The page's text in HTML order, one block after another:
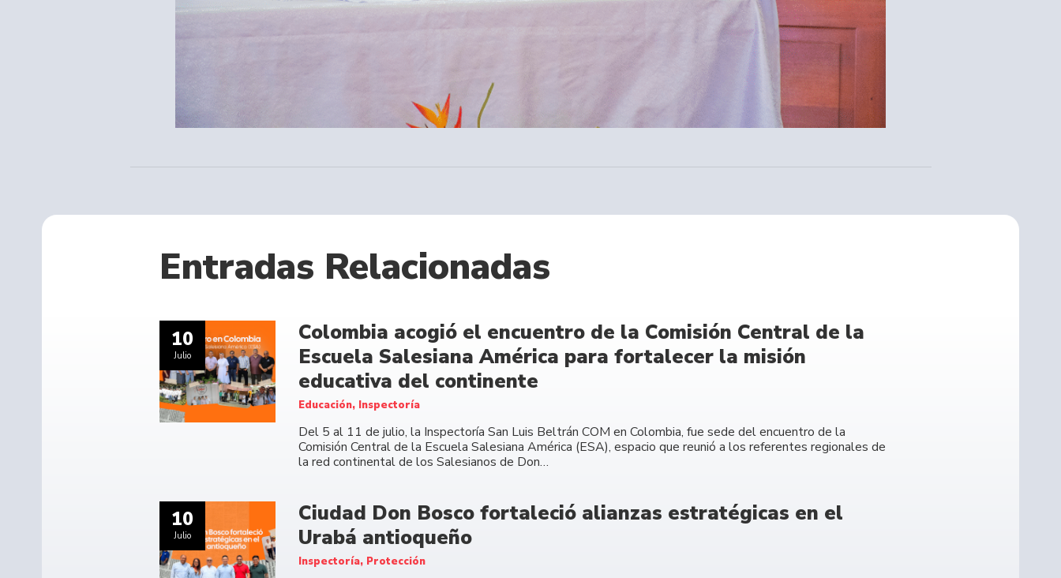
Entradas Relacionadas
10
Julio
Colombia acogió el encuentro de la Comisión Central de la
Escuela Salesiana América para fortalecer la misión
educativa del continente
Educación, Inspectoría
Del 5 al 11 de julio, la Inspectoría San Luis Beltrán COM en Colombia, fue sede del encuentro de la
Comisión Central de la Escuela Salesiana América (ESA), espacio que reunió a los referentes regionales de
la red continental de los Salesianos de Don…
10
Julio
Ciudad Don Bosco fortaleció alianzas estratégicas en el
Urabá antioqueño
Inspectoría, Protección